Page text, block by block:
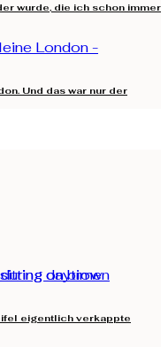
wurde, die ich schon immer
Und das war nur der
eigentlich verkappte